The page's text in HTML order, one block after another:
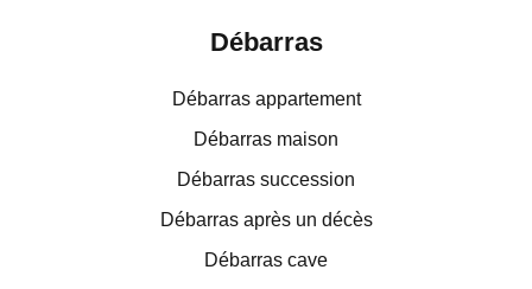
Débarras
Débarras appartement
Débarras maison
Débarras succession
Débarras après un décès
Débarras cave